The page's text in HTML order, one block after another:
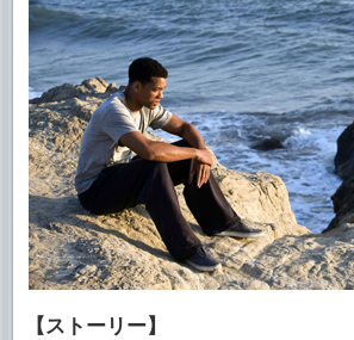
【ストーリー】